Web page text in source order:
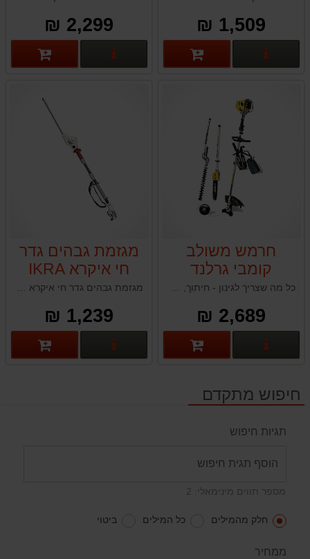
תוצרת גרמניה
1,509 ₪
פרטים נוספים
2,299 ₪
פרטים נוספים
חרמש משולב
קומבי גרלנד
Garland BEST
710 DPG
2,689 ₪
פרטים נוספים
מגזמת גבהים גדר
חי איקרא IKRA
ITHS825
1,239 ₪
פרטים נוספים
חיפוש מתקדם
תגיות חיפוש
מספר תווים מינימאלי: 2
חלק מהמילים כל המילים ביטוי
ממחיר